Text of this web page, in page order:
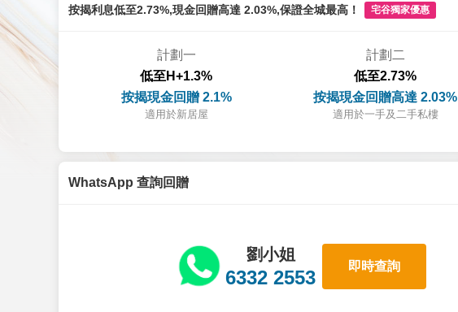
按揭利息低至2.73%,現金回贈高達 2.03%,保證全城最高！ 宅谷獨家優惠
計劃一
低至H+1.3%
按揭現金回贈 2.1%
適用於新居屋
計劃二
低至2.73%
按揭現金回贈高達 2.03%
適用於一手及二手私樓
WhatsApp 查詢回贈
劉小姐
6332 2553
即時查詢